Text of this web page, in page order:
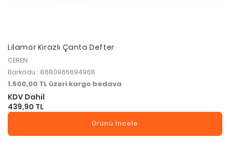
Lilamor Kirazlı Çanta Defter
CEREN
Barkodu : 8680965694968
1.500,00 TL üzeri kargo bedava
KDV Dahil
439,90 TL
Ürünü İncele